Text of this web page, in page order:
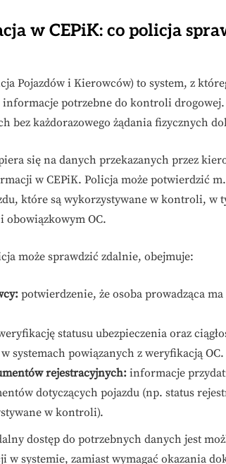
w CEPiK: co policja
Pojazdów i Kierowców) to system, z
informacje potrzebne do kontroli
bez każdorazowego żądania fizycznych
się na danych przekazanych przez
w CEPiK. Policja może potwierdzić
które są wykorzystywane w kontroli, w
obowiązkowym OC.
może sprawdzić zdalnie, obejmuje:
potwierdzenie, że osoba prowadząca
statusu ubezpieczenia oraz
systemach powiązanych z weryfikacją OC.
rejestracyjnych: informacje
dotyczących pojazdu (np. status
w kontroli).
dostęp do potrzebnych danych jest
w systemie, zamiast wymagać okazania